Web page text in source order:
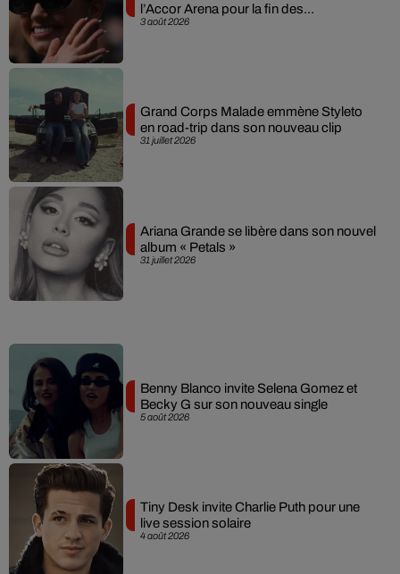
3 août 2026
l’Accor Arena pour la fin des...
31 juillet 2026
Grand Corps Malade emmène Styleto
en road-trip dans son nouveau clip
31 juillet 2026
Ariana Grande se libère dans son nouvel
album « Petals »
5 août 2026
Benny Blanco invite Selena Gomez et
Becky G sur son nouveau single
4 août 2026
Tiny Desk invite Charlie Puth pour une
live session solaire